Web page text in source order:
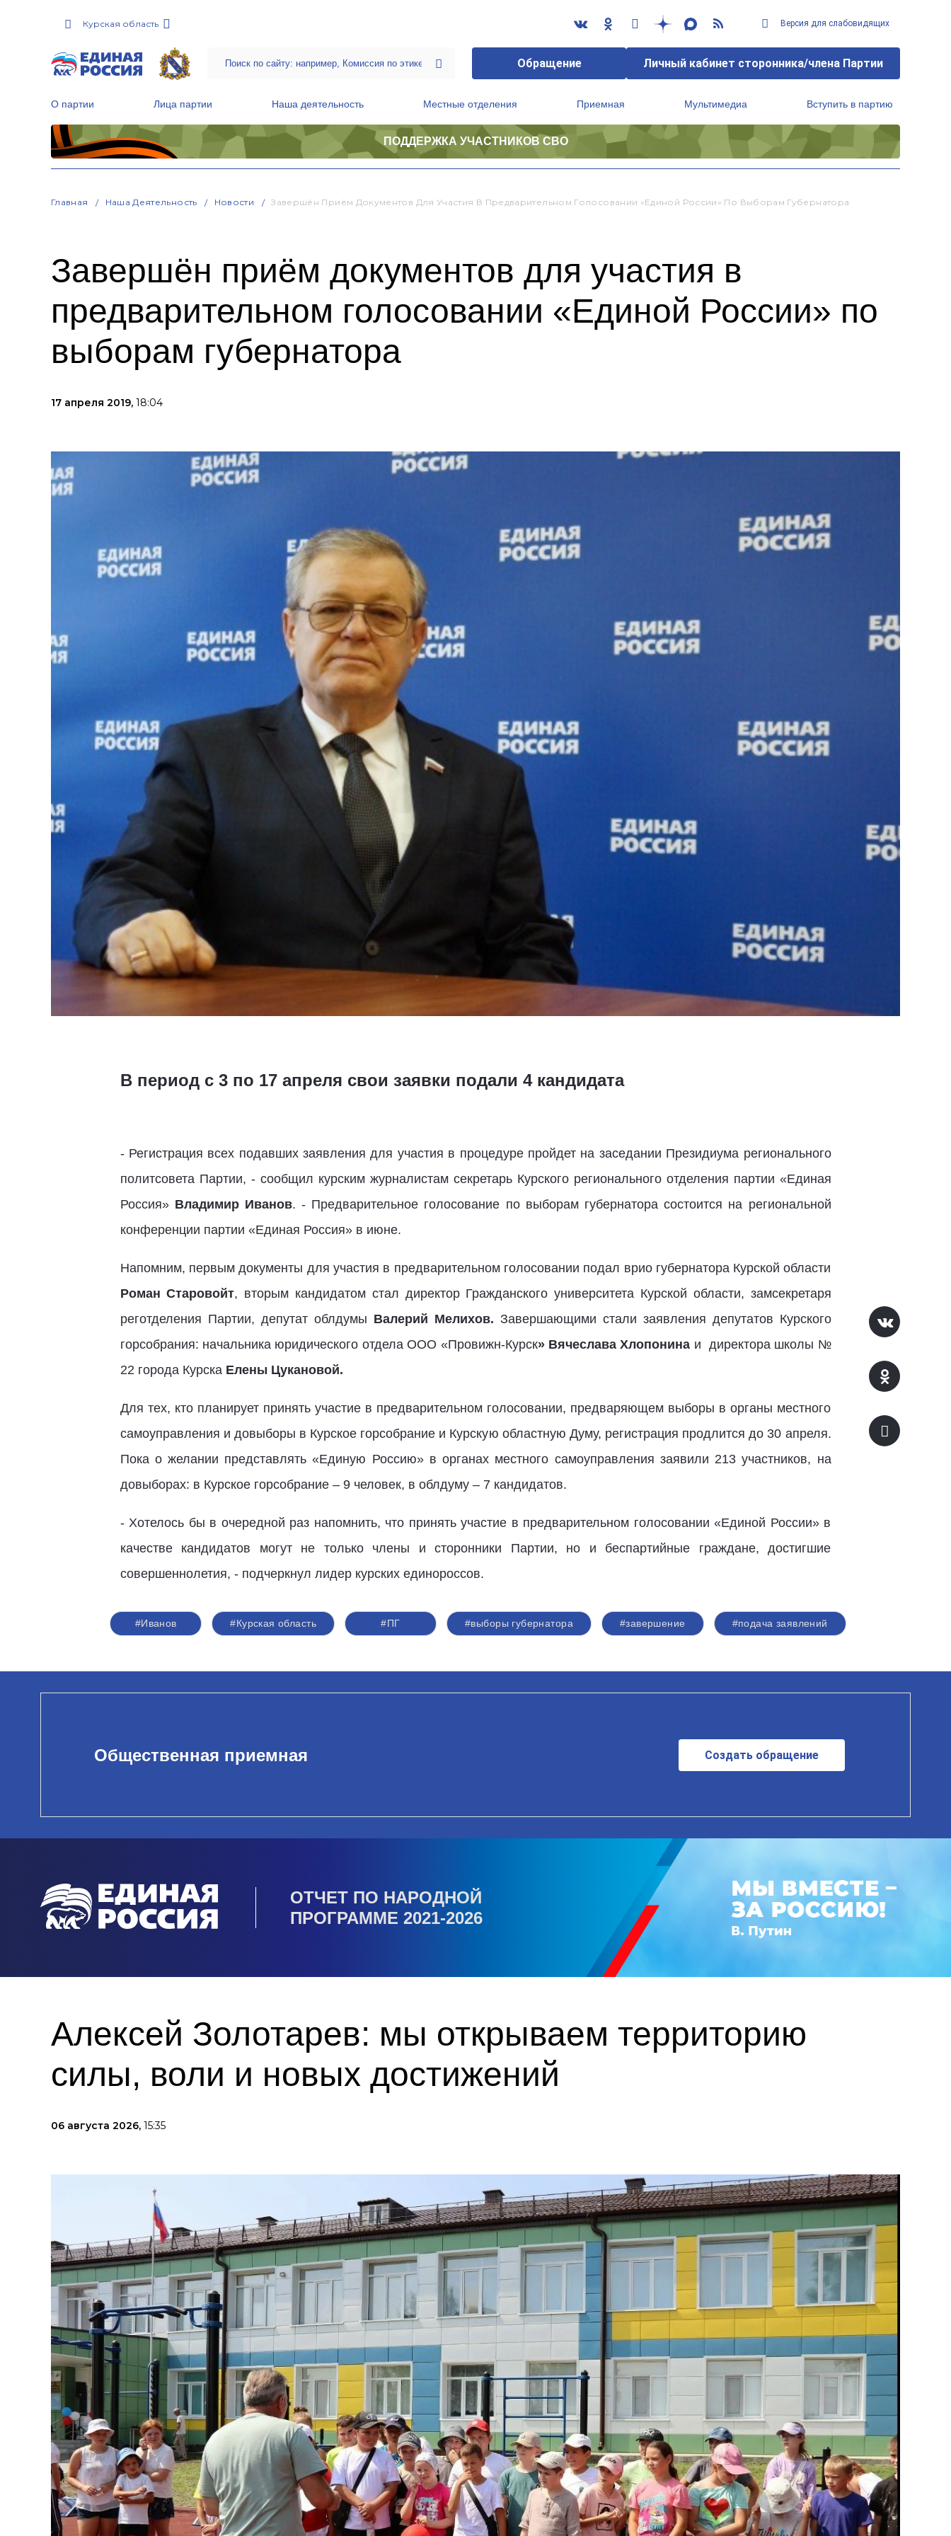
Курская область Версия для слабовидящих
Обращение Личный кабинет сторонника/члена Партии
О партии Лица партии Наша деятельность Местные отделения Приемная Мультимедиа Вступить в партию
ПОДДЕРЖКА УЧАСТНИКОВ СВО
Главная Наша Деятельность Новости Завершён Приём Документов Для Участия В Предварительном Голосовании «Единой России» По Выборам Губернатора
Завершён приём документов для участия в
предварительном голосовании «Единой России» по
выборам губернатора
17 апреля 2019, 18:04
В период с 3 по 17 апреля свои заявки подали 4 кандидата
- Регистрация всех подавших заявления для участия в процедуре пройдет на заседании Президиума регионального
политсовета Партии, - сообщил курским журналистам секретарь Курского регионального отделения партии «Единая
Россия» Владимир Иванов. - Предварительное голосование по выборам губернатора состоится на региональной
конференции партии «Единая Россия» в июне.
Напомним, первым документы для участия в предварительном голосовании подал врио губернатора Курской области
Роман Старовойт, вторым кандидатом стал директор Гражданского университета Курской области, замсекретаря
реготделения Партии, депутат облдумы Валерий Мелихов. Завершающими стали заявления депутатов Курского
горсобрания: начальника юридического отдела ООО «Провижн-Курск» Вячеслава Хлопонина и директора школы №
22 города Курска Елены Цукановой.
Для тех, кто планирует принять участие в предварительном голосовании, предваряющем выборы в органы местного
самоуправления и довыборы в Курское горсобрание и Курскую областную Думу, регистрация продлится до 30 апреля.
Пока о желании представлять «Единую Россию» в органах местного самоуправления заявили 213 участников, на
довыборах: в Курское горсобрание – 9 человек, в облдуму – 7 кандидатов.
- Хотелось бы в очередной раз напомнить, что принять участие в предварительном голосовании «Единой России» в
качестве кандидатов могут не только члены и сторонники Партии, но и беспартийные граждане, достигшие
совершеннолетия, - подчеркнул лидер курских единороссов.
#Иванов #Курская область #ПГ #выборы губернатора #завершение #подача заявлений
Общественная приемная Создать обращение
ОТЧЕТ ПО НАРОДНОЙ
ПРОГРАММЕ 2021-2026
Алексей Золотарев: мы открываем территорию
силы, воли и новых достижений
06 августа 2026, 15:35